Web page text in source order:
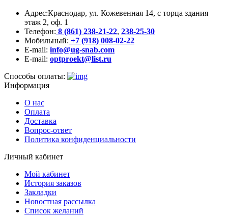
Адрес:Краснодар, ул. Кожевенная 14, с торца здания
этаж 2, оф. 1
Телефон: 8 (861) 238-21-22, 238-25-30
Мобильный: +7 (918) 008-02-22
E-mail: info@ug-snab.com
E-mail: optproekt@list.ru
Способы оплаты:
Информация
О нас
Оплата
Доставка
Вопрос-ответ
Политика конфиденциальности
Личный кабинет
Мой кабинет
История заказов
Закладки
Новостная рассылка
Список желаний